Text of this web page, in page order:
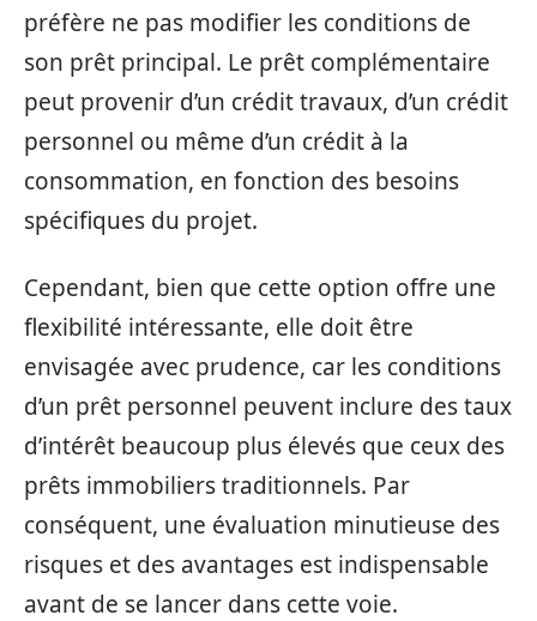
préfère ne pas modifier les conditions de
son prêt principal. Le prêt complémentaire
peut provenir d’un crédit travaux, d’un crédit
personnel ou même d’un crédit à la
consommation, en fonction des besoins
spécifiques du projet.
Cependant, bien que cette option offre une
flexibilité intéressante, elle doit être
envisagée avec prudence, car les conditions
d’un prêt personnel peuvent inclure des taux
d’intérêt beaucoup plus élevés que ceux des
prêts immobiliers traditionnels. Par
conséquent, une évaluation minutieuse des
risques et des avantages est indispensable
avant de se lancer dans cette voie.